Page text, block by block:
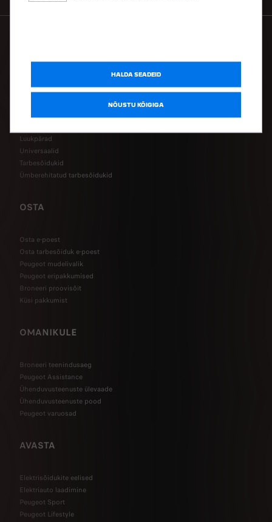
100% elektrisõidukid
Luukpärad
Universaalid
Tarbesõidukid
Ümberehitatud tarbesõidukid
OSTA
Osta e-poest
Osta tarbesõiduk e-poest
Peugeot mudelivalik
Peugeot eripakkumised
Broneeri proovisõit
Küsi pakkumist
OMANIKULE
Broneeri teenindusaeg
Peugeot Assistance
Ühenduvusteenuste ülevaade
Ühenduvusteenuste pood
Peugeot varuosad
AVASTA
Elektrisõidukite eelised
Elektriauto laadimine
Peugeot Sport
Peugeot Lifestyle
HALDA SEADEID
NÕUSTU KÕIGIGA